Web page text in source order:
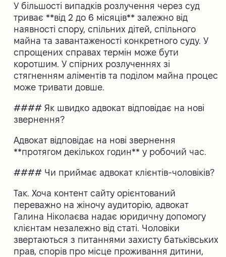
У більшості випадків розлучення через суд
триває **від 2 до 6 місяців** залежно від
наявності спору, спільних дітей, спільного
майна та завантаженості конкретного суду. У
спрощених справах термін може бути
коротшим. У спірних розлученнях зі
стягненням аліментів та поділом майна процес
може тривати довше.
#### Як швидко адвокат відповідає на нові
звернення?
Адвокат відповідає на нові звернення
**протягом декількох годин** у робочий час.
#### Чи приймає адвокат клієнтів-чоловіків?
Так. Хоча контент сайту орієнтований
переважно на жіночу аудиторію, адвокат
Галина Ніколаєва надає юридичну допомогу
клієнтам незалежно від статі. Чоловіки
звертаються з питаннями захисту батьківських
прав, спорів про місце проживання дитини,